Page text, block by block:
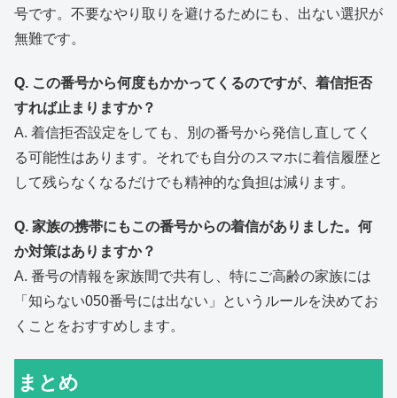
号です。不要なやり取りを避けるためにも、出ない選択が
無難です。
Q. この番号から何度もかかってくるのですが、着信拒否
すれば止まりますか？
A. 着信拒否設定をしても、別の番号から発信し直してく
る可能性はあります。それでも自分のスマホに着信履歴と
して残らなくなるだけでも精神的な負担は減ります。
Q. 家族の携帯にもこの番号からの着信がありました。何
か対策はありますか？
A. 番号の情報を家族間で共有し、特にご高齢の家族には
「知らない050番号には出ない」というルールを決めてお
くことをおすすめします。
まとめ